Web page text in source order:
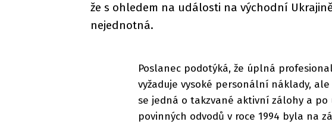
že s ohledem na události na východní
nejednotná.
Poslanec podotýká, že úplná
vyžaduje vysoké personální náklady,
se jedná o takzvané aktivní zálohy a
povinných odvodů v roce 1994 byla na